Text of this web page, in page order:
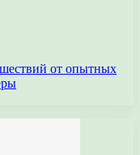
от опытных